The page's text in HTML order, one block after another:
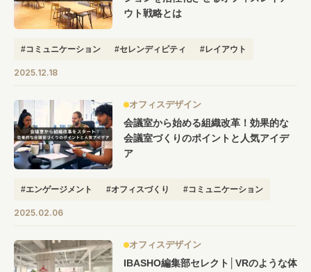
ウト戦略とは
#コミュニケーション #セレンディピティ #レイアウト
2025.12.18
オフィスデザイン
会議室から始める組織改革！効果的な
会議室づくりのポイントと人気アイデ
ア
#エンゲージメント #オフィスづくり #コミュニケーション
#コラボレーション
2025.02.06
オフィスデザイン
IBASHO編集部セレクト│VRのような体